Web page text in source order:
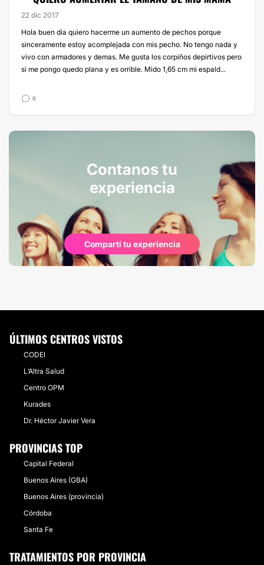
22 dic 2017
Hola buen dia quiero hacerme un aumento de pechos porque
sinceramente estoy acomplejada con mis pecho. No tengo nada y
vivo con armadores y demas. Me gusta los corpiños depirtivos pero
si me pongo quedo plana y es orrible. Mido 1,65 cm mi espald...
6
Contanos tu
experiencia
Compartí tu experiencia
ÚLTIMOS CENTROS VISTOS
CODEI
L’Altra Salud
Centro OPM
Kurades
Dr. Héctor Javier Vera
PROVINCIAS TOP
Capital Federal
Buenos Aires (GBA)
Buenos Aires (provincia)
Córdoba
Santa Fe
TRATAMIENTOS POR PROVINCIA